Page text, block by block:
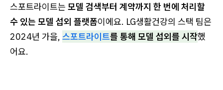
스포트라이트는 모델 검색부터 계약까지 한 번에 처리할
수 있는 모델 섭외 플랫폼이에요. LG생활건강의 스택 팀은
2024년 가을, 스포트라이트를 통해 모델 섭외를 시작했
어요.